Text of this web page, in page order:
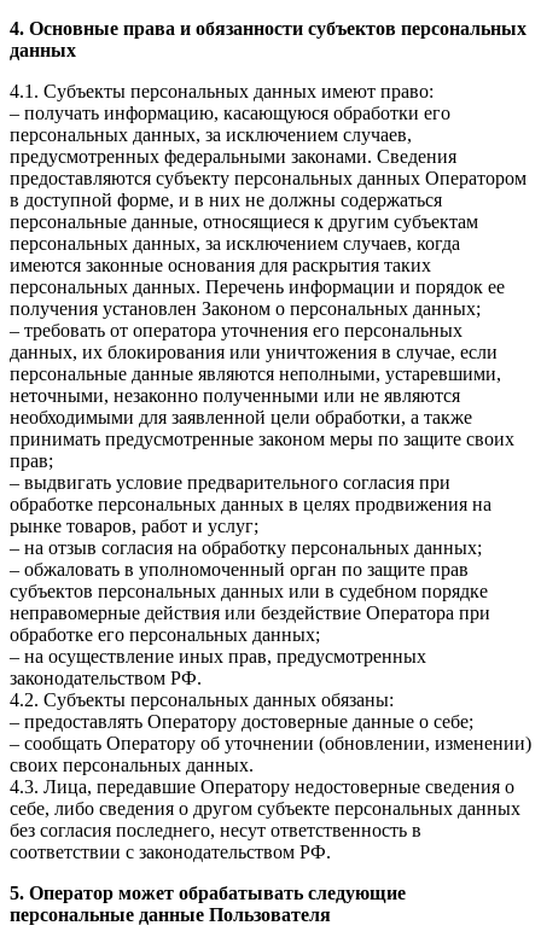
4. Основные права и обязанности субъектов персональных
данных
4.1. Субъекты персональных данных имеют право:
– получать информацию, касающуюся обработки его
персональных данных, за исключением случаев,
предусмотренных федеральными законами. Сведения
предоставляются субъекту персональных данных Оператором
в доступной форме, и в них не должны содержаться
персональные данные, относящиеся к другим субъектам
персональных данных, за исключением случаев, когда
имеются законные основания для раскрытия таких
персональных данных. Перечень информации и порядок ее
получения установлен Законом о персональных данных;
– требовать от оператора уточнения его персональных
данных, их блокирования или уничтожения в случае, если
персональные данные являются неполными, устаревшими,
неточными, незаконно полученными или не являются
необходимыми для заявленной цели обработки, а также
принимать предусмотренные законом меры по защите своих
прав;
– выдвигать условие предварительного согласия при
обработке персональных данных в целях продвижения на
рынке товаров, работ и услуг;
– на отзыв согласия на обработку персональных данных;
– обжаловать в уполномоченный орган по защите прав
субъектов персональных данных или в судебном порядке
неправомерные действия или бездействие Оператора при
обработке его персональных данных;
– на осуществление иных прав, предусмотренных
законодательством РФ.
4.2. Субъекты персональных данных обязаны:
– предоставлять Оператору достоверные данные о себе;
– сообщать Оператору об уточнении (обновлении, изменении)
своих персональных данных.
4.3. Лица, передавшие Оператору недостоверные сведения о
себе, либо сведения о другом субъекте персональных данных
без согласия последнего, несут ответственность в
соответствии с законодательством РФ.
5. Оператор может обрабатывать следующие
персональные данные Пользователя